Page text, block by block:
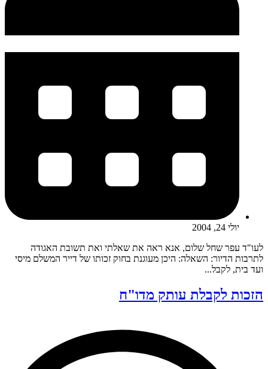
יולי 24, 2004
לעו"ד עפר שחל שלום, אנא ראה את שאלתי ואת תשובת האגודה
לתרבות הדיור: השאלה: היכן מעוגנת בחוק זכותו של דייר המשלם מיסי
ועד בית, לקבל...
הזכות לקבלת עותק מדו"ח